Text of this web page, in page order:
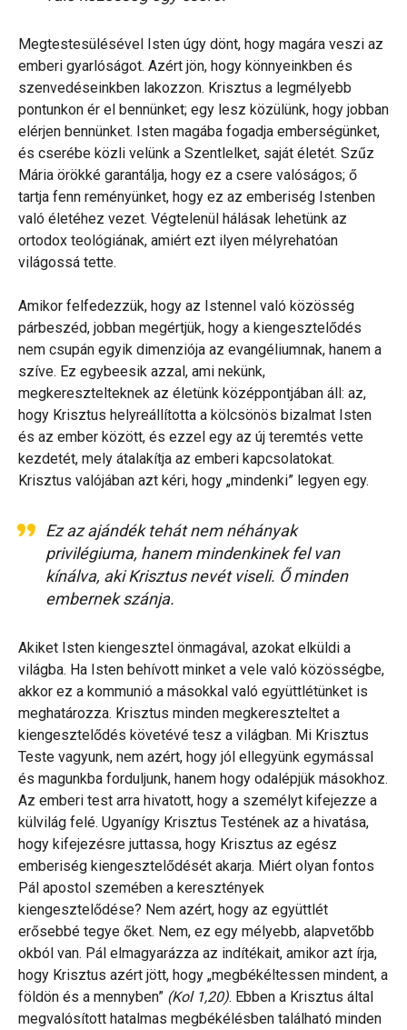
Megtestesülésével Isten úgy dönt, hogy magára veszi az
emberi gyarlóságot. Azért jön, hogy könnyeinkben és
szenvedéseinkben lakozzon. Krisztus a legmélyebb
pontunkon ér el bennünket; egy lesz közülünk, hogy jobban
elérjen bennünket. Isten magába fogadja emberségünket,
és cserébe közli velünk a Szentlelket, saját életét. Szűz
Mária örökké garantálja, hogy ez a csere valóságos; ő
tartja fenn reményünket, hogy ez az emberiség Istenben
való életéhez vezet. Végtelenül hálásak lehetünk az
ortodox teológiának, amiért ezt ilyen mélyrehatóan
világossá tette.
Amikor felfedezzük, hogy az Istennel való közösség
párbeszéd, jobban megértjük, hogy a kiengesztelődés
nem csupán egyik dimenziója az evangéliumnak, hanem a
szíve. Ez egybeesik azzal, ami nekünk,
megkeresztelteknek az életünk középpontjában áll: az,
hogy Krisztus helyreállította a kölcsönös bizalmat Isten
és az ember között, és ezzel egy az új teremtés vette
kezdetét, mely átalakítja az emberi kapcsolatokat.
Krisztus valójában azt kéri, hogy „mindenki” legyen egy.
Ez az ajándék tehát nem néhányak
privilégiuma, hanem mindenkinek fel van
kínálva, aki Krisztus nevét viseli. Ő minden
embernek szánja.
Akiket Isten kiengesztel önmagával, azokat elküldi a
világba. Ha Isten behívott minket a vele való közösségbe,
akkor ez a kommunió a másokkal való együttlétünket is
meghatározza. Krisztus minden megkereszteltet a
kiengesztelődés követévé tesz a világban. Mi Krisztus
Teste vagyunk, nem azért, hogy jól ellegyünk egymással
és magunkba forduljunk, hanem hogy odalépjük másokhoz.
Az emberi test arra hivatott, hogy a személyt kifejezze a
külvilág felé. Ugyanígy Krisztus Testének az a hivatása,
hogy kifejezésre juttassa, hogy Krisztus az egész
emberiség kiengesztelődését akarja. Miért olyan fontos
Pál apostol szemében a keresztények
kiengesztelődése? Nem azért, hogy az együttlét
erősebbé tegye őket. Nem, ez egy mélyebb, alapvetőbb
okból van. Pál elmagyarázza az indítékait, amikor azt írja,
hogy Krisztus azért jött, hogy „megbékéltessen mindent, a
földön és a mennyben” (Kol 1,20). Ebben a Krisztus által
megvalósított hatalmas megbékélésben található minden